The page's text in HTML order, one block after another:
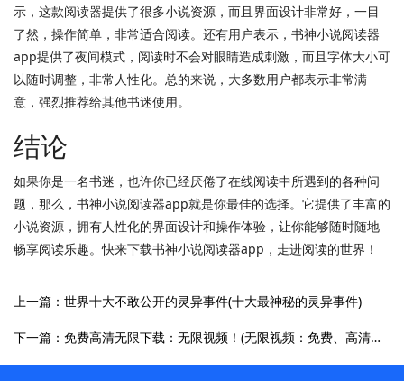
示，这款阅读器提供了很多小说资源，而且界面设计非常好，一目
了然，操作简单，非常适合阅读。还有用户表示，书神小说阅读器
app提供了夜间模式，阅读时不会对眼睛造成刺激，而且字体大小可
以随时调整，非常人性化。总的来说，大多数用户都表示非常满
意，强烈推荐给其他书迷使用。
结论
如果你是一名书迷，也许你已经厌倦了在线阅读中所遇到的各种问
题，那么，书神小说阅读器app就是你最佳的选择。它提供了丰富的
小说资源，拥有人性化的界面设计和操作体验，让你能够随时随地
畅享阅读乐趣。快来下载书神小说阅读器app，走进阅读的世界！
上一篇：世界十大不敢公开的灵异事件(十大最神秘的灵异事件)
下一篇：免费高清无限下载：无限视频！(无限视频：免费、高清、永久下载！)